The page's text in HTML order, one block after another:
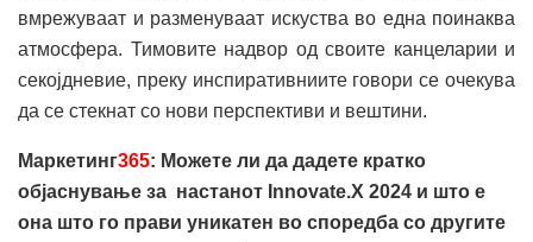
вмрежуваат и разменуваат искуства во една поинаква
атмосфера. Тимовите надвор од своите канцеларии и
секојдневие, преку инспиративниите говори се очекува
да се стекнат со нови перспективи и вештини.
Маркетинг365: Можете ли да дадете кратко
објаснување за настанот Innovate.X 2024 и што е
она што го прави уникатен во споредба со другите